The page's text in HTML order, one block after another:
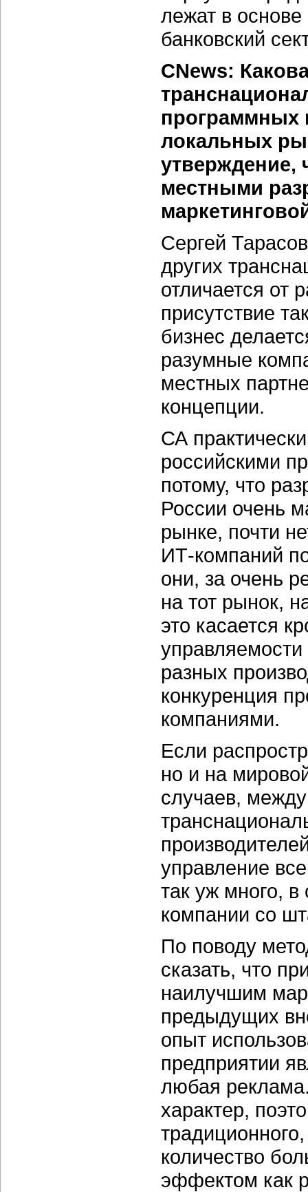
лежат в
банковский
CNews:
программных
локальных
утверждение,
местными
Сергей
других
отличается от
присутствие
бизнес
разумные
местных
концепции.
СА
российскими
потому, что
России очень
рынке, почти
ИТ-компаний
они, за очень
на тот рынок,
это касается
разных
конкуренция
компаниями.
Если
но и на
случаев,
управление
так уж много,
компании со
По поводу
сказать, что
наилучшим
предыдущих
опыт
предприятии
любая
характер,
количество
эффектом как